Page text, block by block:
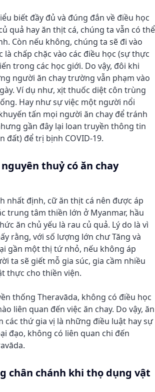
biết đầy đủ và đúng đắn về điều học
quả hay ăn thịt cá, chúng ta vẫn có thể
Còn nếu không, chúng ta sẽ đi vào
là chấp chặc vào các điều học (sự thực
trong các học giới. Do vậy, đôi khi
người ăn chay trường vẫn phạm vào
Ví dụ như, xịt thuốc diệt côn trùng
Hay như sự việc một người nổi
tấn mọi người ăn chay để tránh
gần đây lại loan truyền thông tin
đất) để trị bịnh COVID-19.
thuỷ có ăn chay
nhất định, cữ ăn thịt cá nên được áp
trung tâm thiền lớn ở Myanmar, hầu
ăn chủ yếu là rau củ quả. Lý do là vì
rằng, với số lượng lớn chư Tăng và
gần một thị tứ nhỏ, nếu không áp
ta sẽ giết mỗ gia súc, gia cầm nhiều
thực cho thiền viện.
thống Theravāda, không có điều học
liên quan đến việc ăn chay. Do vậy, ăn
các thứ gia vị là những điều luật hay sự
đạo, không có liên quan chi đến
chân chánh khi thọ dụng vật